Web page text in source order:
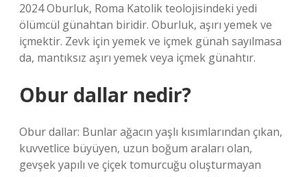
2024 Oburluk, Roma Katolik teolojisindeki yedi
ölümcül günahtan biridir. Oburluk, aşırı yemek ve
içmektir. Zevk için yemek ve içmek günah sayılmasa
da, mantıksız aşırı yemek veya içmek günahtır.
Obur dallar nedir?
Obur dallar: Bunlar ağacın yaşlı kısımlarından çıkan,
kuvvetlice büyüyen, uzun boğum araları olan,
gevşek yapılı ve çiçek tomurcuğu oluşturmayan